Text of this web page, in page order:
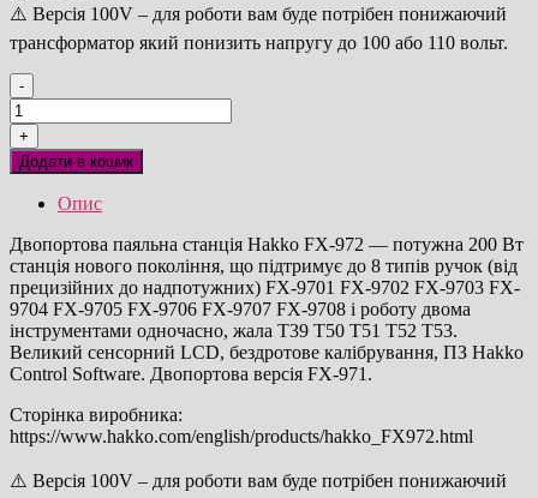
⚠️ Версія 100V – для роботи вам буде потрібен понижаючий
трансформатор який понизить напругу до 100 або 110 вольт.
-
Hakko
FX-
972
100V
двопортова
200Вт
паяльна
станція
оригінал
кількість
+
Додати в кошик
Опис
Двопортова паяльна станція Hakko FX-972 — потужна 200 Вт
станція нового покоління, що підтримує до 8 типів ручок (від
прецизійних до надпотужних) FX-9701 FX-9702 FX-9703 FX-
9704 FX-9705 FX-9706 FX-9707 FX-9708 і роботу двома
інструментами одночасно, жала T39 T50 T51 T52 T53.
Великий сенсорний LCD, бездротове калібрування, ПЗ Hakko
Control Software. Двопортова версія FX-971.
Сторінка виробника:
https://www.hakko.com/english/products/hakko_FX972.html
⚠️ Версія 100V – для роботи вам буде потрібен понижаючий